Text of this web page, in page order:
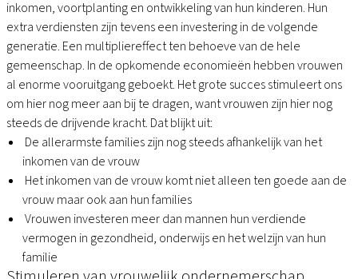
inkomen, voortplanting en ontwikkeling van hun kinderen. Hun
extra verdiensten zijn tevens een investering in de volgende
generatie. Een multipliereffect ten behoeve van de hele
gemeenschap. In de opkomende economieën hebben vrouwen
al enorme vooruitgang geboekt. Het grote succes stimuleert ons
om hier nog meer aan bij te dragen, want vrouwen zijn hier nog
steeds de drijvende kracht. Dat blijkt uit:
De allerarmste families zijn nog steeds afhankelijk van het
inkomen van de vrouw
Het inkomen van de vrouw komt niet alleen ten goede aan de
vrouw maar ook aan hun families
Vrouwen investeren meer dan mannen hun verdiende
vermogen in gezondheid, onderwijs en het welzijn van hun
familie